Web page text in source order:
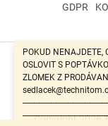
POKUD NENAJDETE,
OSLOVIT S
ZLOMEK Z
sedlacek@technitom.cz
GDPR
Copyright 2026